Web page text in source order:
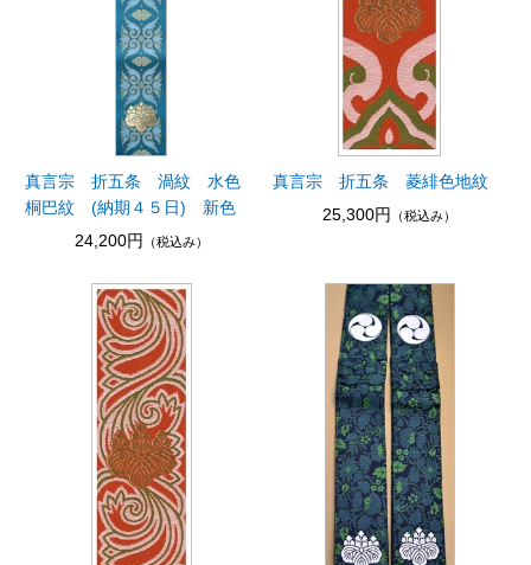
真言宗 折五条 渦紋 水色
桐巴紋 (納期４５日) 新色
24,200円
（税込み）
真言宗 折五条 菱緋色地紋
25,300円
（税込み）